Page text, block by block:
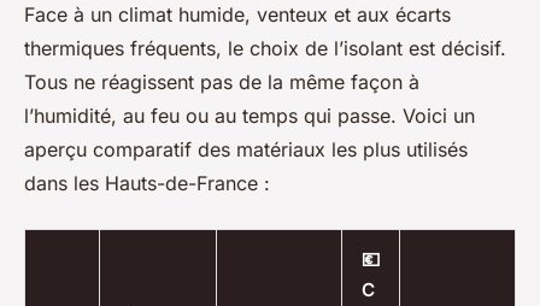
Face à un climat humide, venteux et aux écarts
thermiques fréquents, le choix de l’isolant est décisif.
Tous ne réagissent pas de la même façon à
l’humidité, au feu ou au temps qui passe. Voici un
aperçu comparatif des matériaux les plus utilisés
dans les Hauts-de-France :
💶
C